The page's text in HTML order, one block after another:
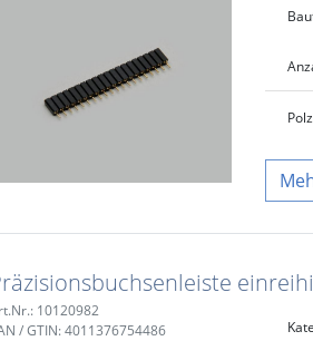
10120982
/ GTIN: 4011376754486